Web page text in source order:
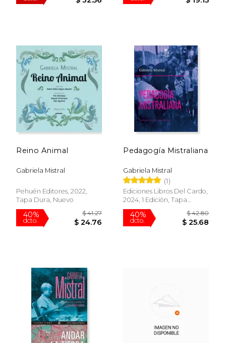
6%
dcto. $ 29.41
Reino Animal
Gabriela Mistral
Pehuén Editores, 2022,
Tapa Dura, Nuevo
Pedagogía Mistraliana
Gabriela Mistral
(1)
Ediciones Libros Del Cardo,
2024, 1 Edición, Tapa
Blanda, Nuevo